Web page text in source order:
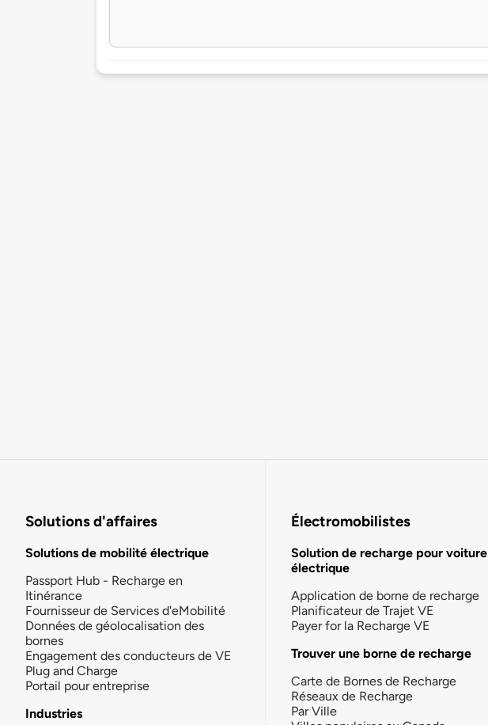
Solutions d'affaires
Solutions de mobilité électrique
Passport Hub - Recharge en
Itinérance
Fournisseur de Services d'eMobilité
Données de géolocalisation des
bornes
Engagement des conducteurs de VE
Plug and Charge
Portail pour entreprise
Industries
Électromobilistes
Solution de recharge pour voiture
électrique
Application de borne de recharge
Planificateur de Trajet VE
Payer for la Recharge VE
Trouver une borne de recharge
Carte de Bornes de Recharge
Réseaux de Recharge
Par Ville